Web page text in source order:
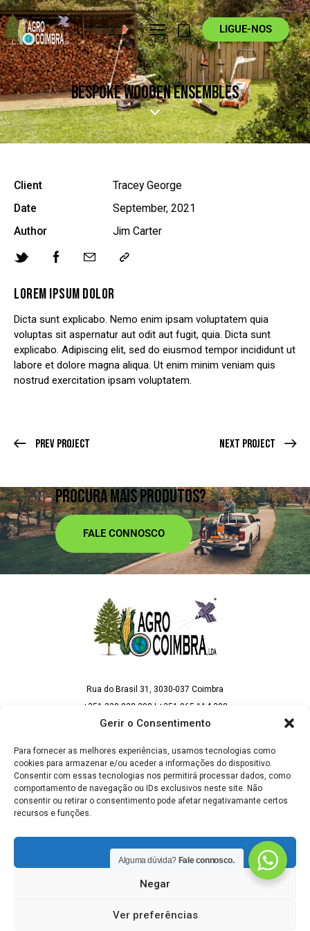
Gerir o Consentimento
Para fornecer as melhores experiências, usamos tecnologias como
cookies para armazenar e/ou aceder a informações do dispositivo.
Consentir com essas tecnologias nos permitirá processar dados, como
comportamento de navegação ou IDs exclusivos neste site. Não
consentir ou retirar o consentimento pode afetar negativamante certos
recursos e funções.
Aceitar
Negar
Ver preferências
0 LIGUE-NOS
BESPOKE WOODEN ENSEMBLES
LOREM IPSUM DOLOR
Dicta sunt explicabo. Nemo enim ipsam voluptatem quia
voluptas sit aspernatur aut odit aut fugit, quia. Dicta sunt
explicabo. Adipiscing elit, sed do eiusmod tempor incididunt ut
labore et dolore magna aliqua. Ut enim minim veniam quis
nostrud exercitation ipsam voluptatem.
Client
Tracey George
Date
September, 2021
Author
Jim Carter
Prev Project Next Project
PROCURA MAIS PRODUTOS?
FALE CONNOSCO
Rua do Brasil 31, 3030-037 Coimbra
+351 239 828 298 | +351 965 114 300
geral@agrocoimbra.pt | vendas@agrocoimbra.pt
SIGA AS NOSSAS REDES SOCIAIS
Política de Privacidade
Termos e Condições
Alguma dúvida? Fale connosco.